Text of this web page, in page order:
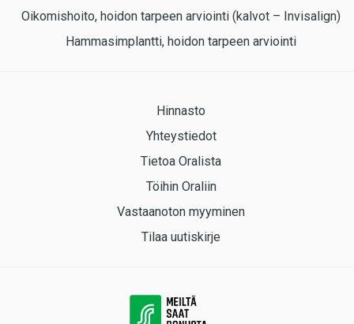
Oikomishoito, hoidon tarpeen arviointi (kalvot – Invisalign)
Hammasimplantti, hoidon tarpeen arviointi
Hinnasto
Yhteystiedot
Tietoa Oralista
Töihin Oraliin
Vastaanoton myyminen
Tilaa uutiskirje